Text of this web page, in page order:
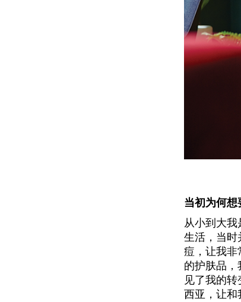
当初为何想
从小到大
生活，当
痘，让我
的护肤品
见了我的
西亚，让和